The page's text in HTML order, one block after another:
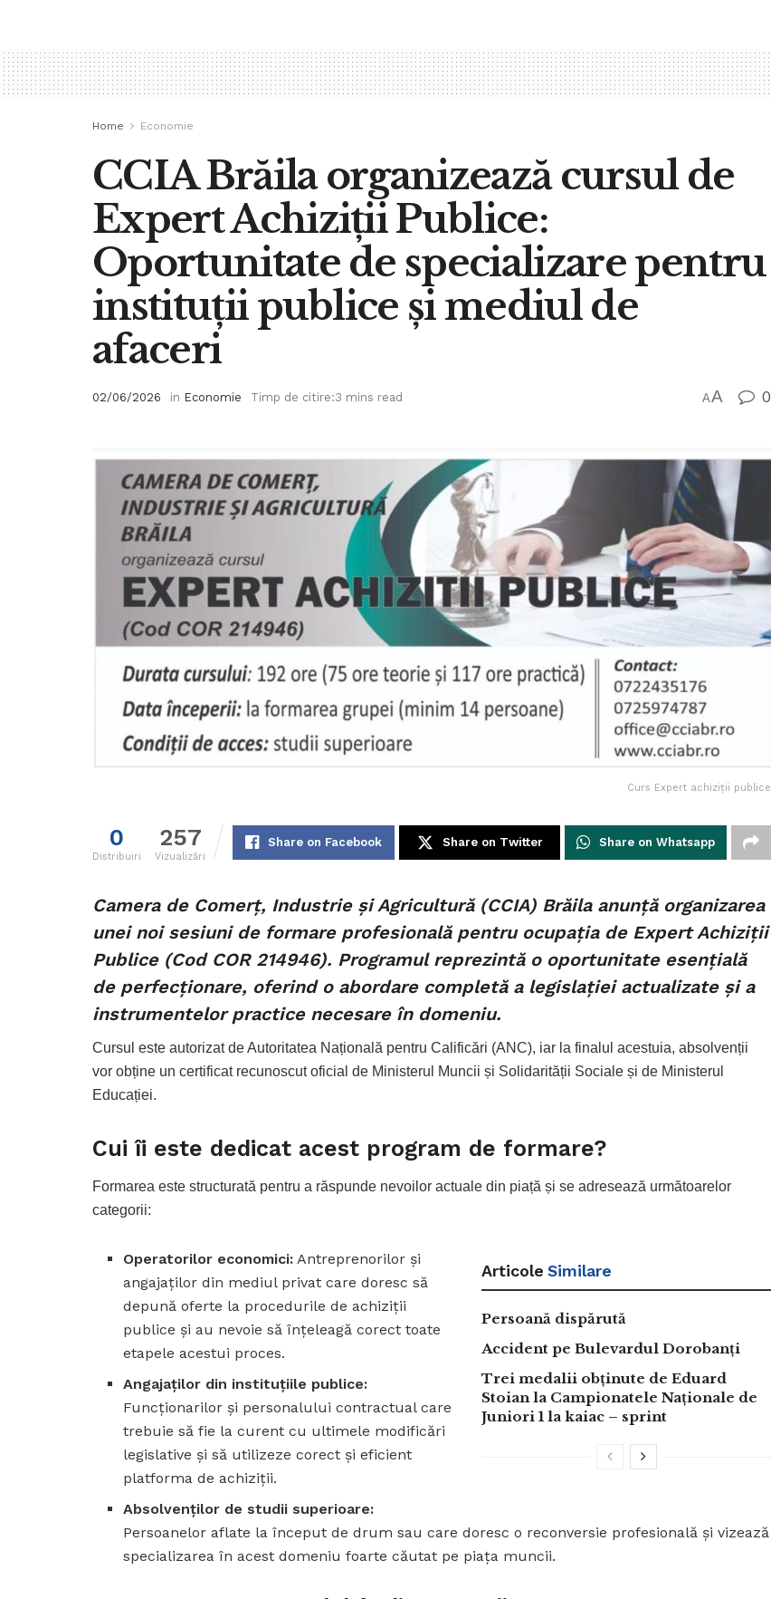
Home Economie
CCIA Brăila organizează cursul de
Expert Achiziții Publice:
Oportunitate de specializare pentru
instituții publice și mediul de
afaceri
02/06/2026 in Economie Timp de citire:3 mins read AA 0
Curs Expert achiziții publice
0
Distribuiri
257
Vizualizări
Share on Facebook Share on Twitter Share on Whatsapp
Camera de Comerț, Industrie și Agricultură (CCIA) Brăila anunță organizarea
unei noi sesiuni de formare profesională pentru ocupația de Expert Achiziții
Publice (Cod COR 214946). Programul reprezintă o oportunitate esențială
de perfecționare, oferind o abordare completă a legislației actualizate și a
instrumentelor practice necesare în domeniu.
Cursul este autorizat de Autoritatea Națională pentru Calificări (ANC), iar la finalul acestuia, absolvenții
vor obține un certificat recunoscut oficial de Ministerul Muncii și Solidarității Sociale și de Ministerul
Educației.
Cui îi este dedicat acest program de formare?
Formarea este structurată pentru a răspunde nevoilor actuale din piață și se adresează următoarelor
categorii:
Articole Similare
Persoană dispărută
Accident pe Bulevardul Dorobanți
Trei medalii obținute de Eduard
Stoian la Campionatele Naționale de
Juniori 1 la kaiac – sprint
Operatorilor economici: Antreprenorilor și
angajaților din mediul privat care doresc să
depună oferte la procedurile de achiziții
publice și au nevoie să înțeleagă corect toate
etapele acestui proces.
Angajaților din instituțiile publice:
Funcționarilor și personalului contractual care
trebuie să fie la curent cu ultimele modificări
legislative și să utilizeze corect și eficient
platforma de achiziții.
Absolvenților de studii superioare:
Persoanelor aflate la început de drum sau care doresc o reconversie profesională și vizează
specializarea în acest domeniu foarte căutat pe piața muncii.